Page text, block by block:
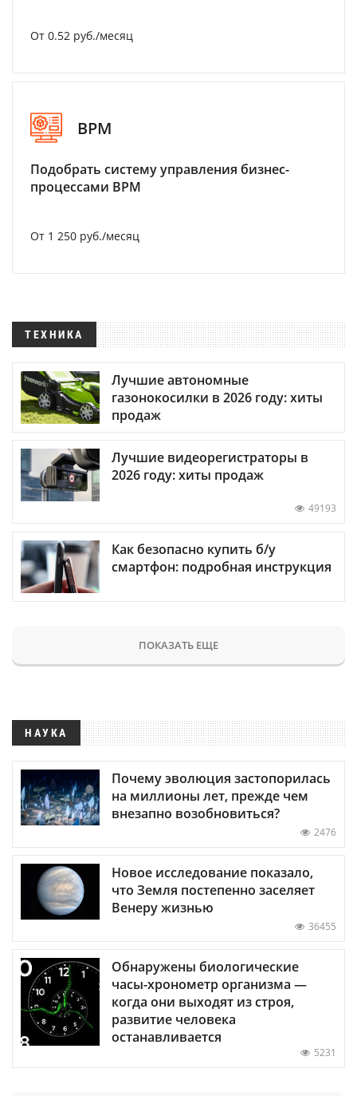
От 0.52 руб./месяц
BPM
Подобрать систему управления бизнес-
процессами BPM
От 1 250 руб./месяц
ТЕХНИКА
Лучшие автономные
газонокосилки в 2026 году: хиты
продаж
Лучшие видеорегистраторы в
2026 году: хиты продаж
49193
Как безопасно купить б/у
смартфон: подробная инструкция
ПОКАЗАТЬ ЕЩЕ
НАУКА
Почему эволюция застопорилась
на миллионы лет, прежде чем
внезапно возобновиться?
2476
Новое исследование показало,
что Земля постепенно заселяет
Венеру жизнью
36455
Обнаружены биологические
часы-хронометр организма —
когда они выходят из строя,
развитие человека
останавливается
5231